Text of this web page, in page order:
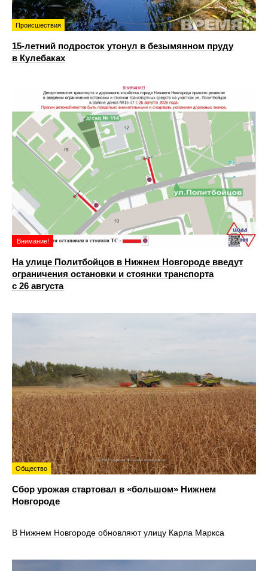
Происшествия
15-летний подросток утонул в безымянном пруду
в Кулебаках
Внимание!
На улице Политбойцов в Нижнем Новгороде введут
ограничения остановки и стоянки транспорта
с 26 августа
Общество
Сбор урожая стартовал в «большом» Нижнем
Новгороде
В Нижнем Новгороде обновляют улицу Карла Маркса